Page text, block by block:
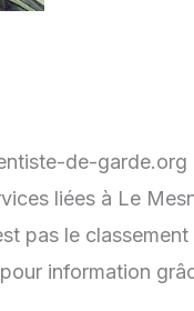
de-garde.org
liées à Le
pas le
information